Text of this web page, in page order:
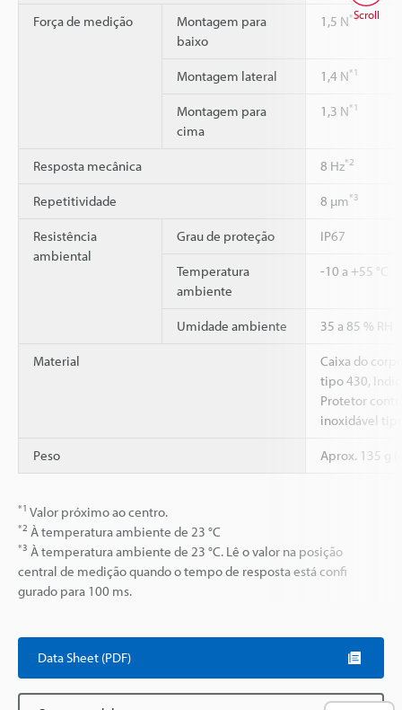
Força de medição
Montagem para
baixo
1,5 N*1
Montagem lateral 1,4 N*1
Montagem para
cima
1,3 N*1
Resposta mecânica 8 Hz*2
Repetitividade 8 µm*3
Resistência
ambiental
Grau de proteção IP67
Temperatura
ambiente
-10 a +55 °C
Umidade ambiente 35 a 85 % RH
Material
Caixa do
tipo 430,
Protetor
inoxidável
Peso Aprox. 135 g
*1 Valor próximo ao centro.
*2 À temperatura ambiente de 23 °C
*3 À temperatura ambiente de 23 °C. Lê o valor na posição
central de medição quando o tempo de resposta está confi
gurado para 100 ms.
Scroll
Data Sheet (PDF)